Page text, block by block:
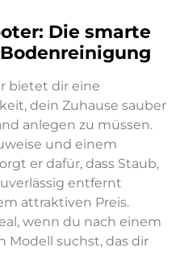
Die smarte
bietet dir eine
dein Zuhause sauber
anlegen zu müssen.
und einem
er dafür, dass Staub,
entfernt
attraktiven Preis.
wenn du nach einem
Modell suchst, das dir